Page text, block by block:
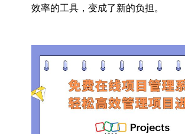
效率的工具，变成了新的负担。